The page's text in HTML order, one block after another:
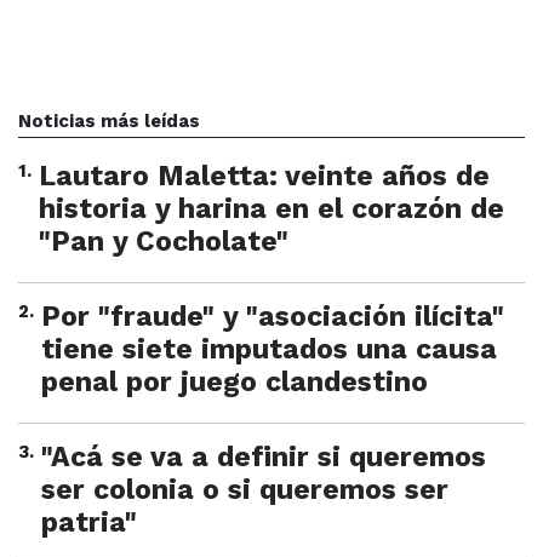
Noticias más leídas
1. Lautaro Maletta: veinte años de
historia y harina en el corazón de
"Pan y Cocholate"
2. Por "fraude" y "asociación ilícita"
tiene siete imputados una causa
penal por juego clandestino
3. "Acá se va a definir si queremos
ser colonia o si queremos ser
patria"